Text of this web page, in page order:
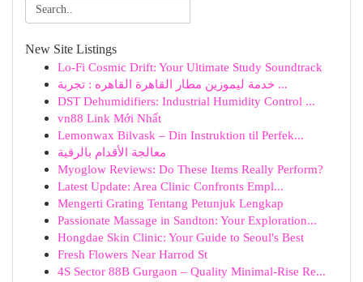
New Site Listings
Lo-Fi Cosmic Drift: Your Ultimate Study Soundtrack
خدمة ليموزين مطار القاهرة القاهره : تجربة ...
DST Dehumidifiers: Industrial Humidity Control ...
vn88 Link Mới Nhất
Lemonwax Bilvask – Din Instruktion til Perfek...
معالجة الأقدام بالرقية
Myoglow Reviews: Do These Items Really Perform?
Latest Update: Area Clinic Confronts Empl...
Mengerti Grating Tentang Petunjuk Lengkap
Passionate Massage in Sandton: Your Exploration...
Hongdae Skin Clinic: Your Guide to Seoul's Best
Fresh Flowers Near Harrod St
4S Sector 88B Gurgaon – Quality Minimal-Rise Re...